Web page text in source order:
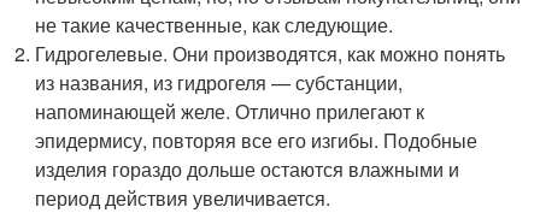
не такие качественные, как следующие.
Гидрогелевые. Они производятся, как можно понять
из названия, из гидрогеля — субстанции,
напоминающей желе. Отлично прилегают к
эпидермису, повторяя все его изгибы. Подобные
изделия гораздо дольше остаются влажными и
период действия увеличивается.